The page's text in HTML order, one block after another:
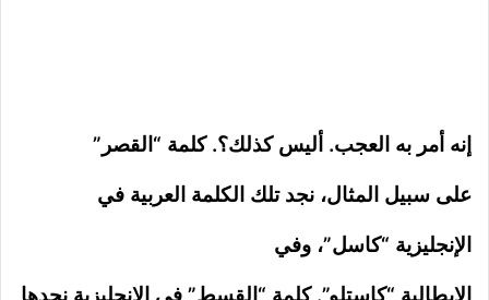
إنه أمر به العجب. أليس كذلك؟. كلمة “القصر”
على سبيل المثال، نجد تلك الكلمة العربية في
الإنجليزية “كاسل”، وفي